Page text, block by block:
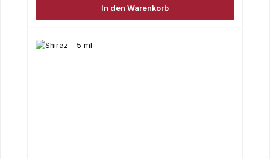
In den Warenkorb